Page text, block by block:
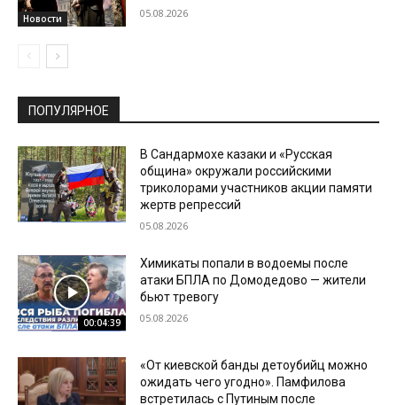
Новости 05.08.2026
ПОПУЛЯРНОЕ
В Сандармохе казаки и «Русская
община» окружали российскими
триколорами участников акции памяти
жертв репрессий
05.08.2026
00:04:39
Химикаты попали в водоемы после
атаки БПЛА по Домодедово — жители
бьют тревогу
05.08.2026
«От киевской банды детоубийц можно
ожидать чего угодно». Памфилова
встретилась с Путиным после